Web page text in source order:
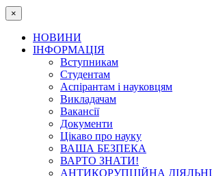
×
НОВИНИ
ІНФОРМАЦІЯ
Вступникам
Студентам
Аспірантам і науковцям
Викладачам
Вакансії
Документи
Цікаво про науку
ВАША БЕЗПЕКА
ВАРТО ЗНАТИ!
АНТИКОРУПЦІЙНА